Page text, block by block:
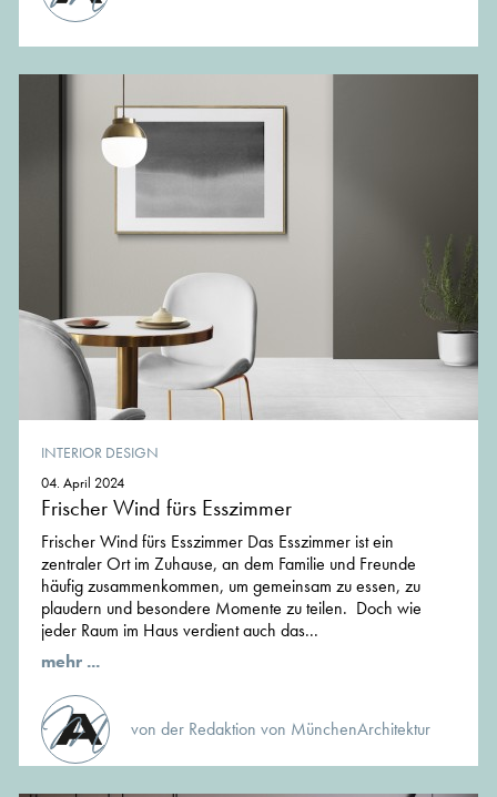
INTERIOR DESIGN
04. April 2024
Frischer Wind fürs Esszimmer
Frischer Wind fürs Esszimmer Das Esszimmer ist ein
zentraler Ort im Zuhause, an dem Familie und Freunde
häufig zusammenkommen, um gemeinsam zu essen, zu
plaudern und besondere Momente zu teilen. Doch wie
jeder Raum im Haus verdient auch das...
mehr ...
von der Redaktion von MünchenArchitektur